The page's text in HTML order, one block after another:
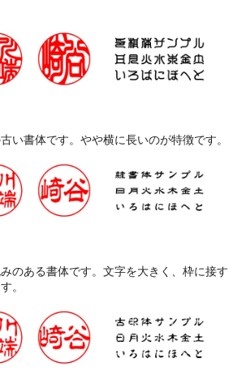
い書体です。やや横に長いのが特徴です。
のある書体です。文字を大きく、枠に接す
。